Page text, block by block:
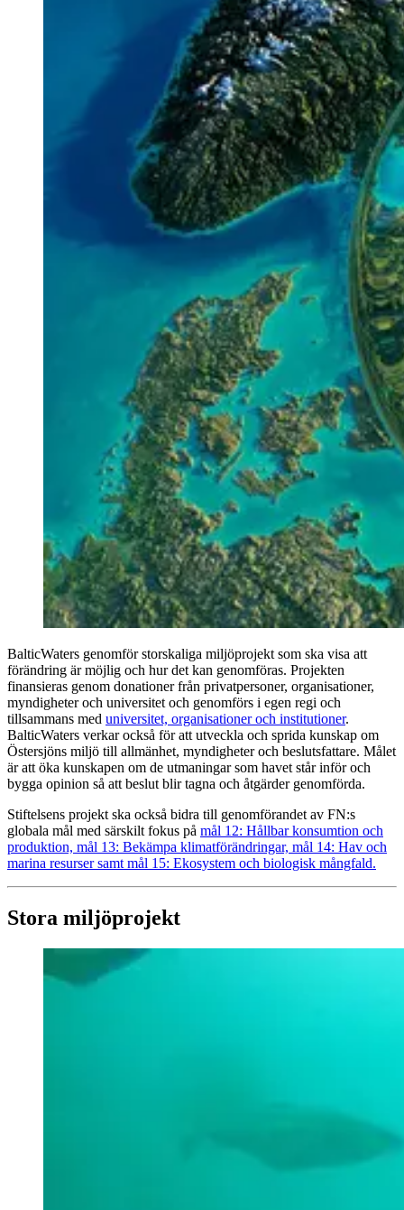
BalticWaters genomför storskaliga miljöprojekt som ska visa att
förändring är möjlig och hur det kan genomföras. Projekten
finansieras genom donationer från privatpersoner, organisationer,
myndigheter och universitet och genomförs i egen regi och
tillsammans med universitet, organisationer och institutioner.
BalticWaters verkar också för att utveckla och sprida kunskap om
Östersjöns miljö till allmänhet, myndigheter och beslutsfattare. Målet
är att öka kunskapen om de utmaningar som havet står inför och
bygga opinion så att beslut blir tagna och åtgärder genomförda.
Stiftelsens projekt ska också bidra till genomförandet av FN:s
globala mål med särskilt fokus på mål 12: Hållbar konsumtion och
produktion, mål 13: Bekämpa klimatförändringar, mål 14: Hav och
marina resurser samt mål 15: Ekosystem och biologisk mångfald.
Stora miljöprojekt